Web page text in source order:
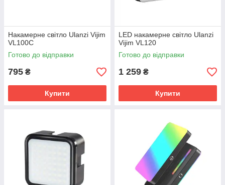
Накамерне світло Ulanzi Vijim
VL100C
Готово до відправки
795 ₴
Купити
LED накамерне світло Ulanzi
Vijim VL120
Готово до відправки
1 259 ₴
Купити